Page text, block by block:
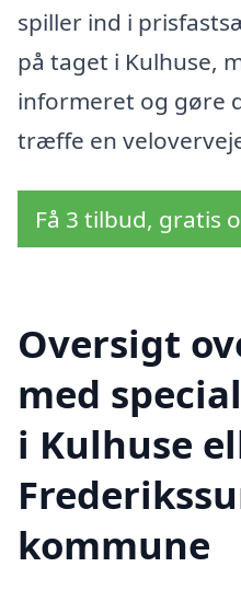
spiller ind i
på taget i Kulhuse,
informeret og gøre
træffe en
Få 3 tilbud, gratis
Oversigt
med
i Kulhuse
kommune